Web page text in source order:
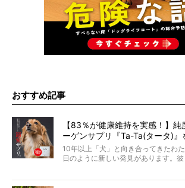
おすすめ記事
【83％が健康維持を実感！】
ーゲンサプリ『Ta-Ta(タータ)』
10年以上「犬」と向き合ってきたわ
日のように新しい発見があります。
のこと、「食事」に関することも同
も生きたといわれていますが、長生